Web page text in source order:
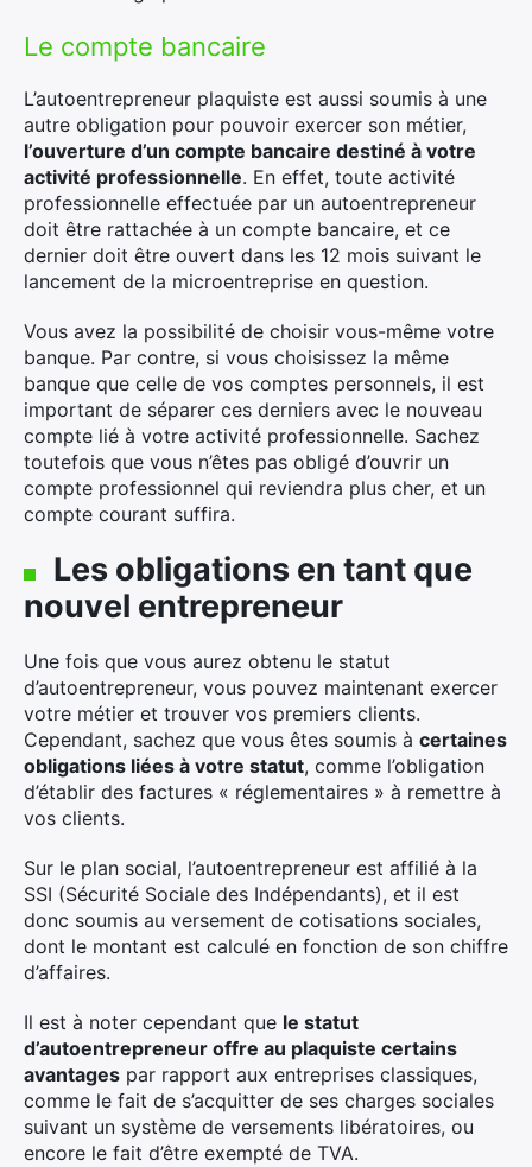
Le compte bancaire
L’autoentrepreneur plaquiste est aussi soumis à une
autre obligation pour pouvoir exercer son métier,
l’ouverture d’un compte bancaire destiné à votre
activité professionnelle. En effet, toute activité
professionnelle effectuée par un autoentrepreneur
doit être rattachée à un compte bancaire, et ce
dernier doit être ouvert dans les 12 mois suivant le
lancement de la microentreprise en question.
Vous avez la possibilité de choisir vous-même votre
banque. Par contre, si vous choisissez la même
banque que celle de vos comptes personnels, il est
important de séparer ces derniers avec le nouveau
compte lié à votre activité professionnelle. Sachez
toutefois que vous n’êtes pas obligé d’ouvrir un
compte professionnel qui reviendra plus cher, et un
compte courant suffira.
Les obligations en tant que
nouvel entrepreneur
Une fois que vous aurez obtenu le statut
d’autoentrepreneur, vous pouvez maintenant exercer
votre métier et trouver vos premiers clients.
Cependant, sachez que vous êtes soumis à certaines
obligations liées à votre statut, comme l’obligation
d’établir des factures « réglementaires » à remettre à
vos clients.
Sur le plan social, l’autoentrepreneur est affilié à la
SSI (Sécurité Sociale des Indépendants), et il est
donc soumis au versement de cotisations sociales,
dont le montant est calculé en fonction de son chiffre
d’affaires.
Il est à noter cependant que le statut
d’autoentrepreneur offre au plaquiste certains
avantages par rapport aux entreprises classiques,
comme le fait de s’acquitter de ses charges sociales
suivant un système de versements libératoires, ou
encore le fait d’être exempté de TVA.
Rechercher
: